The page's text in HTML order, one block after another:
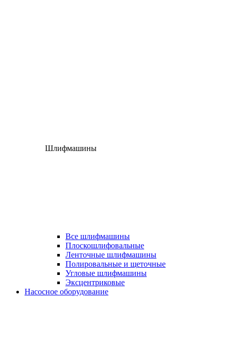
Шлифмашины
Все шлифмашины
Плоскошлифовальные
Ленточные шлифмашины
Полировальные и щеточные
Угловые шлифмашины
Эксцентриковые
Насосное оборудование